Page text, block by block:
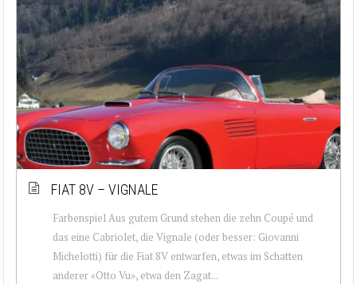
FIAT 8V – VIGNALE
Farbenspiel Aus gutem Grund stehen die zehn Coupé und
das eine Cabriolet, die Vignale (oder besser: Giovanni
Michelotti) für die Fiat 8V entwarfen, etwas im Schatten
anderer «Otto Vu», etwa den Zagat...